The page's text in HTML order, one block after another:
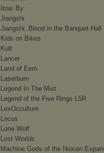
Itras By
Jiangshi
Jiangshi; Blood in the Banquet Hall
Kids on Bikes
Kult
Lancer
Land of Eem
Laserburn
Legend In The Mist
Legend of the Five Rings L5R
LexOccultum
Locus
Lone Wolf
Lost Worlds
Machine Gods of the Noxian